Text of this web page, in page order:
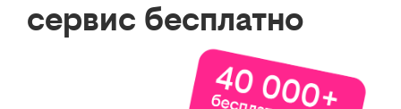
сервис бесплатно